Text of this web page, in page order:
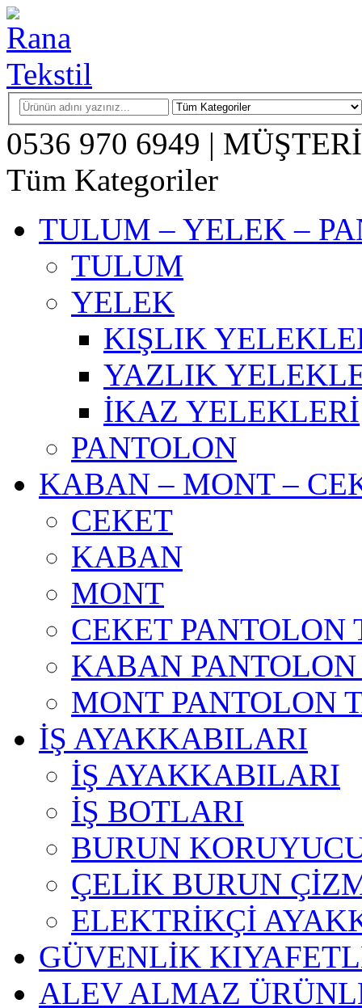
0536 970 6949 |
Tüm Kategoriler
TULUM – YELEK –
TULUM
YELEK
KIŞLIK
YAZLIK
İKAZ YELEKLERİ
PANTOLON
KABAN – MONT –
CEKET
KABAN
MONT
CEKET PANTOLON
KABAN
MONT PANTOLON
İŞ AYAKKABILARI
İŞ AYAKKABILARI
İŞ BOTLARI
BURUN
ÇELİK BURUN
ELEKTRİKÇİ
GÜVENLİK
ALEV ALMAZ